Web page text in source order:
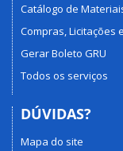
Catálogo de
Compras, Licitações
Gerar Boleto GRU
Todos os serviços
DÚVIDAS?
Mapa do site